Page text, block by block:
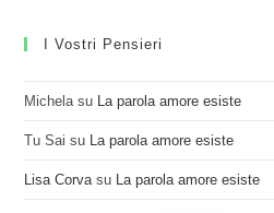
I Vostri Pensieri
Michela su La parola amore esiste
Tu Sai su La parola amore esiste
Lisa Corva su La parola amore esiste